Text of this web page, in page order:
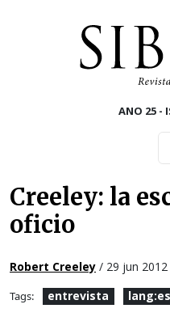
ANO 25 -
Creeley: la
oficio
Robert Creeley / 29 jun
Tags: entrevista lang:es